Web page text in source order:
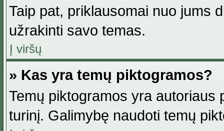
Taip pat, priklausomai nuo jums
užrakinti savo temas.
Į viršų
» Kas yra temų piktogramos?
Temų piktogramos yra autoriaus
turinį. Galimybę naudoti temų